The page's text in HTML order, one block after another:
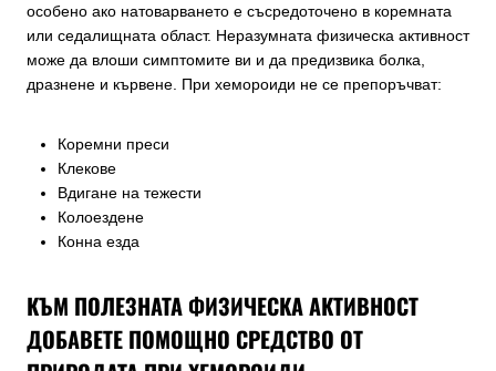
особено ако натоварването е съсредоточено в коремната
или седалищната област. Неразумната физическа активност
може да влоши симптомите ви и да предизвика болка,
дразнене и кървене. При хемороиди не се препоръчват:
Коремни преси
Клекове
Вдигане на тежести
Колоездене
Конна езда
КЪМ ПОЛЕЗНАТА ФИЗИЧЕСКА АКТИВНОСТ
ДОБАВЕТЕ ПОМОЩНО СРЕДСТВО ОТ